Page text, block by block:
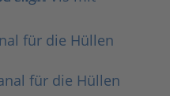
für die Hüllen